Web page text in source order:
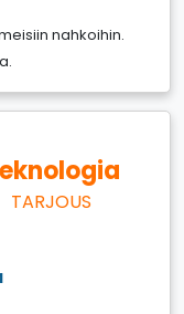
nahkoihin.
TARJOUS